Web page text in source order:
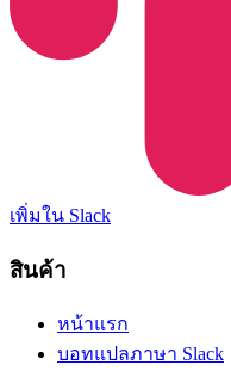
เพิ่มใน Slack
สินค้า
หน้าแรก
บอทแปลภาษา Slack